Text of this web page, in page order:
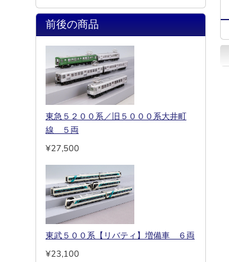
前後の商品
東急５２００系／旧５０００系大井町
線 ５両
¥27,500
東武５００系【リバティ】増備車 ６両
¥23,100